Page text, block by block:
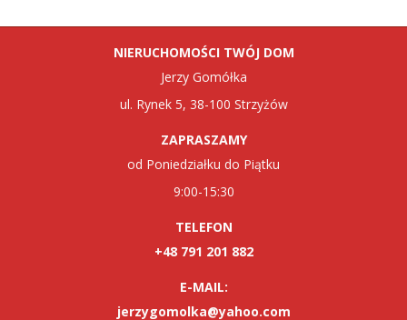
NIERUCHOMOŚCI TWÓJ DOM
Jerzy Gomółka
ul. Rynek 5, 38-100 Strzyżów
ZAPRASZAMY
od Poniedziałku do Piątku
9:00-15:30
TELEFON
+48 791 201 882
E-MAIL:
jerzygomolka@yahoo.com